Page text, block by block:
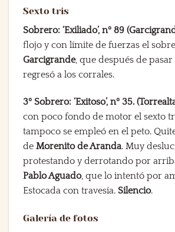
Sexto tris
Sobrero: ‘Exiliado’, nº 89
flojo y con límite de fuerzas el
Garcigrande, que después de
regresó a los corrales.
3º Sobrero: ‘Exitoso’, nº 35.
con poco fondo de motor el sexto
tampoco se empleó en el peto.
de Morenito de Aranda. Muy
protestando y derrotando por
Pablo Aguado, que lo intentó por
Estocada con travesía. Silencio.
Galería de fotos